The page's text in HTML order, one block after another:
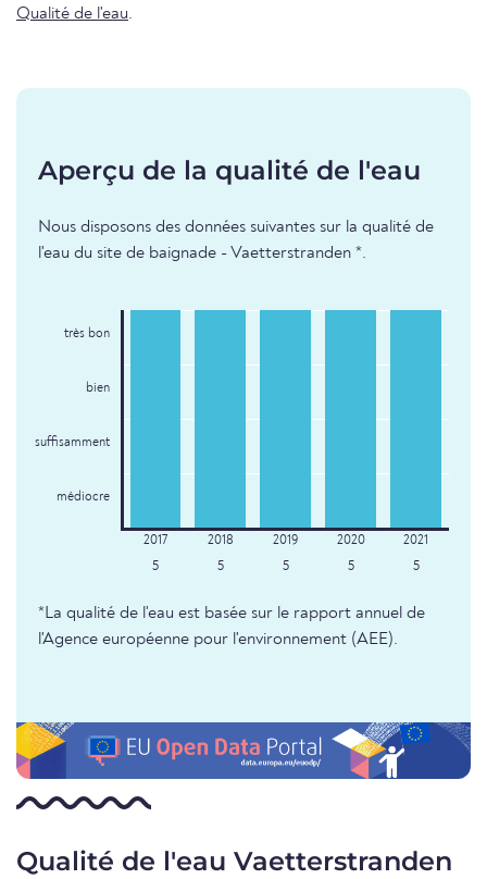
Qualité de l'eau.
Aperçu de la qualité de l'eau
Nous disposons des données suivantes sur la qualité de
l'eau du site de baignade - Vaetterstranden *.
très bon
bien
suffisamment
médiocre
5 5 5 5 5
*La qualité de l'eau est basée sur le rapport annuel de
l'Agence européenne pour l'environnement (AEE).
Qualité de l'eau Vaetterstranden